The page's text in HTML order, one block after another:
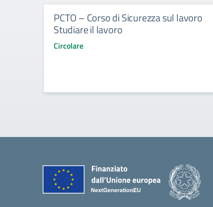
PCTO – Corso di Sicurezza sul lavoro
Studiare il lavoro
Circolare